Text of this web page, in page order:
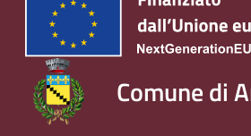
Comune di